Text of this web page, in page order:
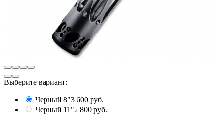
Выберите вариант:
Черный 8"3 600 руб.
Черный 11"2 800 руб.